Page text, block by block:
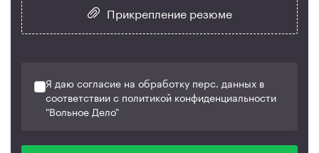
Прикрепление резюме
Я даю согласие на обработку перс. данных в
соответствии с политикой конфиденциальности
"Вольное Дело"